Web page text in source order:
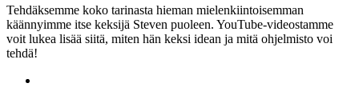
Tehdäksemme koko tarinasta hieman mielenkiintoisemman
käännyimme itse keksijä Steven puoleen. YouTube-videostamme
voit lukea lisää siitä, miten hän keksi idean ja mitä ohjelmisto voi
tehdä!